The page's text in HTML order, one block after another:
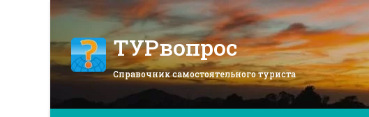
ТУРвопрос
Справочник самостоятельного туриста